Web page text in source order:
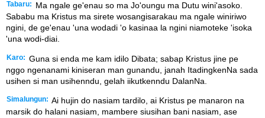
Tabaru:
Ma ngale ge'enau so ma Jo'oungu ma Dutu wini'asoko.
Sababu ma Kristus ma sirete wosangisarakau ma ngale winiriwo
ngini, de ge'enau 'una wodadi 'o kasinaa la ngini niamoteke 'isoka
'una wodi-diai.
Karo: Guna si enda me kam idilo Dibata; sabap Kristus jine pe
nggo ngenanami kiniseran man gunandu, janah ItadingkenNa sada
usihen si man usihenndu, gelah iikutkenndu DalanNa.
Simalungun: Ai hujin do nasiam tardilo, ai Kristus pe manaron na
marsik do halani nasiam, mambere siusihan bani nasiam, ase